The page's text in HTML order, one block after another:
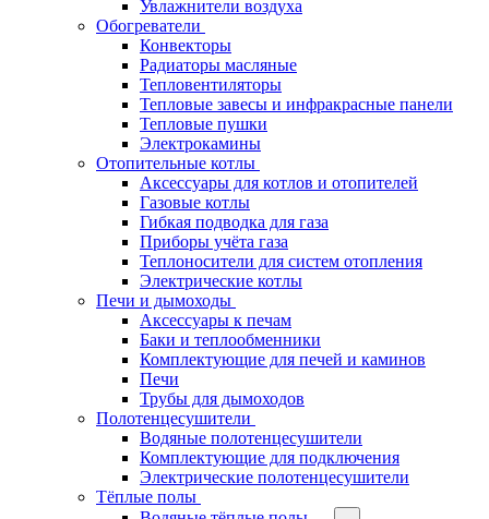
Увлажнители воздуха
Обогреватели
Конвекторы
Радиаторы масляные
Тепловентиляторы
Тепловые завесы и инфракрасные панели
Тепловые пушки
Электрокамины
Отопительные котлы
Аксессуары для котлов и отопителей
Газовые котлы
Гибкая подводка для газа
Приборы учёта газа
Теплоносители для систем отопления
Электрические котлы
Печи и дымоходы
Аксессуары к печам
Баки и теплообменники
Комплектующие для печей и каминов
Печи
Трубы для дымоходов
Полотенцесушители
Водяные полотенцесушители
Комплектующие для подключения
Электрические полотенцесушители
Тёплые полы